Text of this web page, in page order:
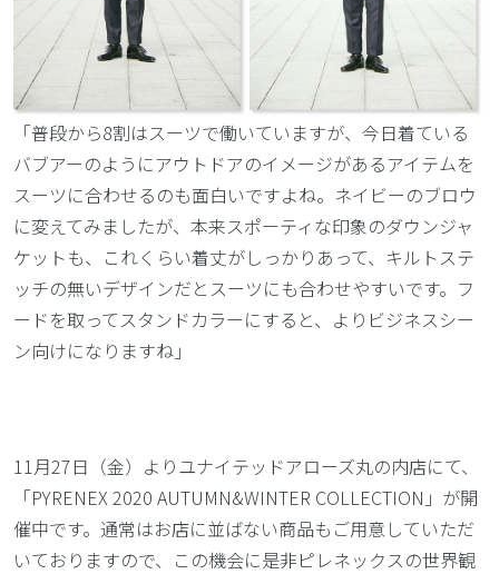
「普段から8割はスーツで働いていますが、今日着ている
バブアーのようにアウトドアのイメージがあるアイテムを
スーツに合わせるのも面白いですよね。ネイビーのブロウ
に変えてみましたが、本来スポーティな印象のダウンジャ
ケットも、これくらい着丈がしっかりあって、キルトステ
ッチの無いデザインだとスーツにも合わせやすいです。フ
ードを取ってスタンドカラーにすると、よりビジネスシー
ン向けになりますね」
11月27日（金）よりユナイテッドアローズ丸の内店にて、
「PYRENEX 2020 AUTUMN&WINTER COLLECTION」が開
催中です。通常はお店に並ばない商品もご用意していただ
いておりますので、この機会に是非ピレネックスの世界観